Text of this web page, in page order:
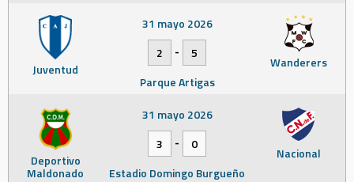
Juventud Wanderers
31 mayo 2026
2
-
5
Parque Artigas
Deportivo
Maldonado
Nacional
31 mayo 2026
3
-
0
Estadio Domingo Burgueño